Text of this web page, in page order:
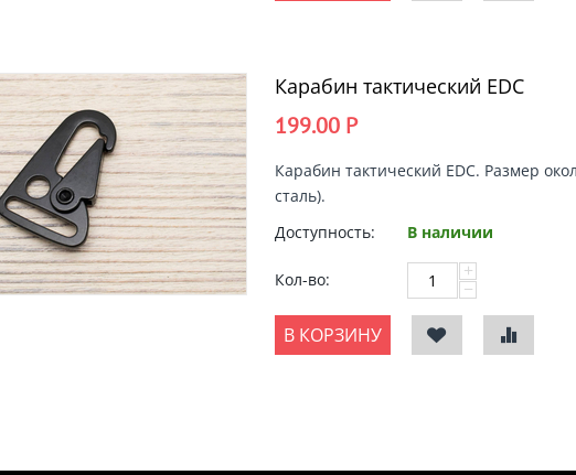
Карабин тактический EDC
199.00 Р
Карабин тактический EDC. Размер
сталь).
Доступность:
В наличии
Кол-во: +
−
В КОРЗИНУ